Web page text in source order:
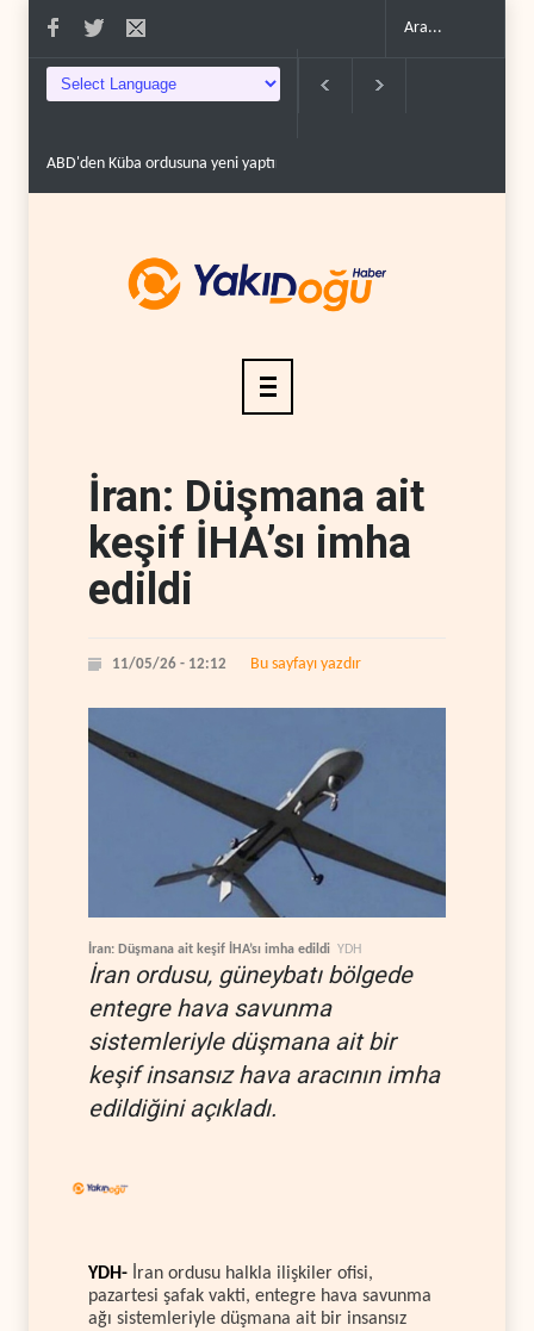
ABD'den Küba ordusuna yeni yaptırımlar..
İran: Düşmana ait
keşif İHA’sı imha
edildi
11/05/26 - 12:12 Bu sayfayı yazdır
İran: Düşmana ait keşif İHA’sı imha edildi YDH
İran ordusu, güneybatı bölgede
entegre hava savunma
sistemleriyle düşmana ait bir
keşif insansız hava aracının imha
edildiğini açıkladı.
YDH- İran ordusu halkla ilişkiler ofisi,
pazartesi şafak vakti, entegre hava savunma
ağı sistemleriyle düşmana ait bir insansız